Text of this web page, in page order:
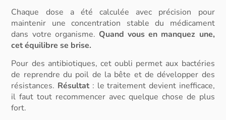
Chaque dose a été calculée avec précision pour
maintenir une concentration stable du médicament
dans votre organisme. Quand vous en manquez une,
cet équilibre se brise.
Pour des antibiotiques, cet oubli permet aux bactéries
de reprendre du poil de la bête et de développer des
résistances. Résultat : le traitement devient inefficace,
il faut tout recommencer avec quelque chose de plus
fort.